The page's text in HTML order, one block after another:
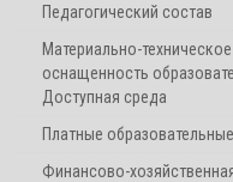
Педагогический состав
Материально-
оснащенность
Доступная среда
Платные образовательные
Финансово-